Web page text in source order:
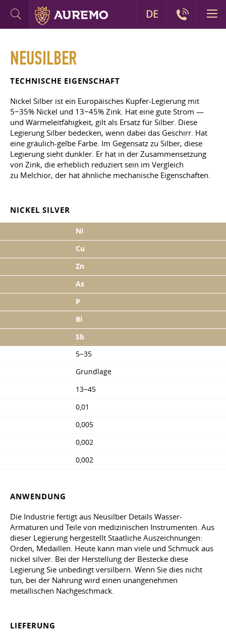
NEUSILBER
TECHNISCHE EIGENSCHAFT
Nickel Silber ist ein Europäisches Kupfer-Legierung mit
5−35% Nickel und 13−45% Zink. Hat eine gute Strom —
und Wärmeleitfähigkeit, gilt als Ersatz für Silber. Diese
Legierung Silber bedecken, wenn dabei das Geschirr. Hat
eine gräulich-gelbe Farbe. Im Gegensatz zu Silber, diese
Legierung sieht dunkler. Er hat in der Zusammensetzung
von Zink, die erheblich reduziert sein im Vergleich
zu Melchior, der hat ähnliche mechanische Eigenschaften.
NICKEL SILVER
Ni
Cu
Zn
As
P
Bi
Sb
5−35
Grundlage
13−45
0,01
0,005
0,002
0,002
ANWENDUNG
Die Industrie fertigt aus Neusilber Details Wasser-
Armaturen und Teile von medizinischen Instrumenten. Aus
dieser Legierung hergestellt Staatliche Auszeichnungen:
Orden, Medaillen. Heute kann man viele und Schmuck aus
nickel silver. Bei der Herstellung der Bestecke diese
Legierung Sie unbedingt versilbern. Wenn Sie dies nicht
tun, bei der Nahrung wird einen unangenehmen
metallischen Nachgeschmack.
LIEFERUNG
DE